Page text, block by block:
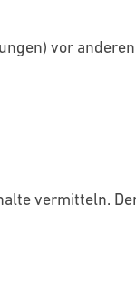
vor
vermitteln.